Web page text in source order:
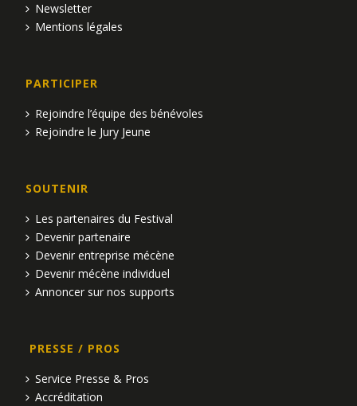
Newsletter
Mentions légales
PARTICIPER
Rejoindre l’équipe des bénévoles
Rejoindre le Jury Jeune
SOUTENIR
Les partenaires du Festival
Devenir partenaire
Devenir entreprise mécène
Devenir mécène individuel
Annoncer sur nos supports
PRESSE / PROS
Service Presse & Pros
Accréditation